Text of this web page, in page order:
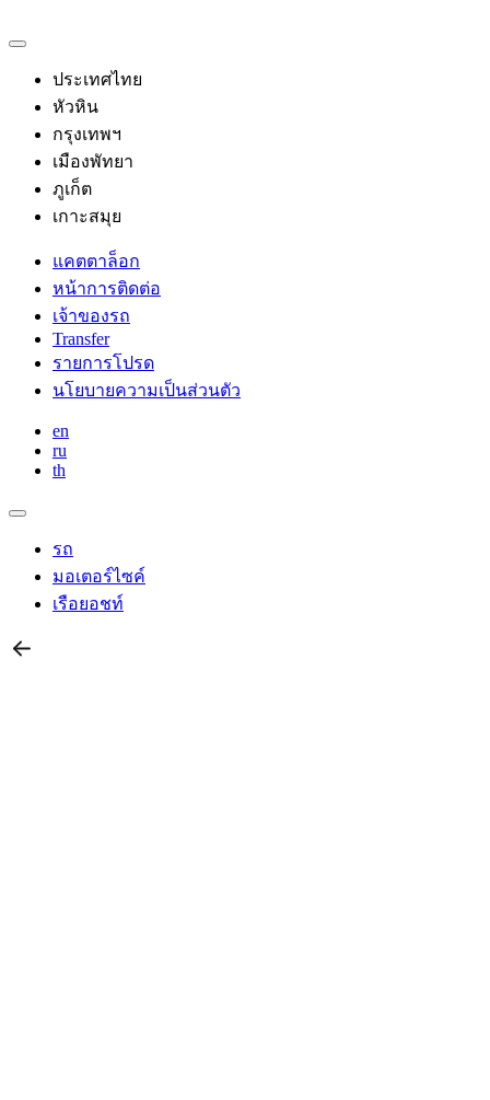
ประเทศไทย
หัวหิน
กรุงเทพฯ
เมืองพัทยา
ภูเก็ต
เกาะสมุย
แคตตาล็อก
หน้าการติดต่อ
เจ้าของรถ
Transfer
รายการโปรด
นโยบายความเป็นส่วนตัว
en
ru
th
รถ
มอเตอร์ไซค์
เรือยอชท์